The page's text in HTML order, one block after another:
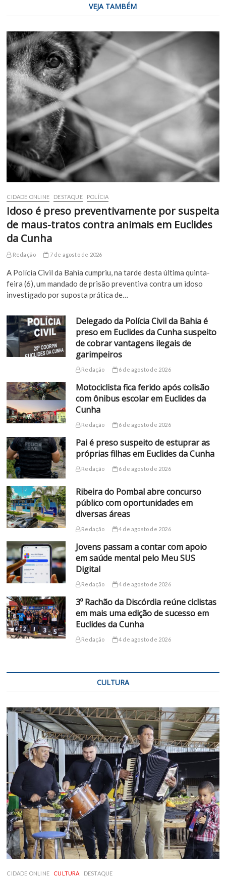
VEJA TAMBÉM
CIDADE ONLINE DESTAQUE POLÍCIA
Idoso é preso preventivamente por suspeita
de maus-tratos contra animais em Euclides
da Cunha
Redação 7 de agosto de 2026
A Polícia Civil da Bahia cumpriu, na tarde desta última quinta-
feira (6), um mandado de prisão preventiva contra um idoso
investigado por suposta prática de…
Delegado da Polícia Civil da Bahia é
preso em Euclides da Cunha suspeito
de cobrar vantagens ilegais de
garimpeiros
Redação 6 de agosto de 2026
Motociclista fica ferido após colisão
com ônibus escolar em Euclides da
Cunha
Redação 6 de agosto de 2026
Pai é preso suspeito de estuprar as
próprias filhas em Euclides da Cunha
Redação 6 de agosto de 2026
Ribeira do Pombal abre concurso
público com oportunidades em
diversas áreas
Redação 4 de agosto de 2026
Jovens passam a contar com apoio
em saúde mental pelo Meu SUS
Digital
Redação 4 de agosto de 2026
3º Rachão da Discórdia reúne ciclistas
em mais uma edição de sucesso em
Euclides da Cunha
Redação 4 de agosto de 2026
CULTURA
CIDADE ONLINE CULTURA DESTAQUE